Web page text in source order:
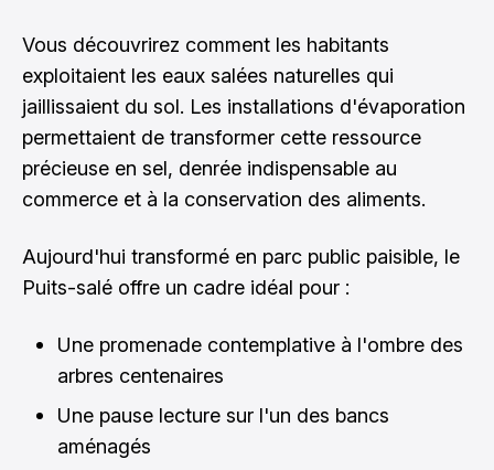
Vous découvrirez comment les habitants
exploitaient les eaux salées naturelles qui
jaillissaient du sol. Les installations d'évaporation
permettaient de transformer cette ressource
précieuse en sel, denrée indispensable au
commerce et à la conservation des aliments.
Aujourd'hui transformé en parc public paisible, le
Puits-salé offre un cadre idéal pour :
Une promenade contemplative à l'ombre des
arbres centenaires
Une pause lecture sur l'un des bancs
aménagés